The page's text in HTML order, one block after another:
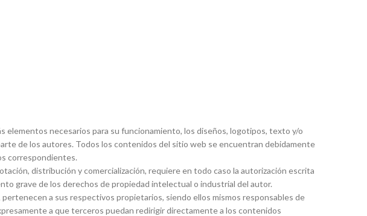
elementos necesarios para su funcionamiento, los diseños, logotipos, texto y/o
de los autores. Todos los contenidos del sitio web se encuentran debidamente
correspondientes.
distribución y comercialización, requiere en todo caso la autorización escrita
grave de los derechos de propiedad intelectual o industrial del autor.
a sus respectivos propietarios, siendo ellos mismos responsables de
a que terceros puedan redirigir directamente a los contenidos